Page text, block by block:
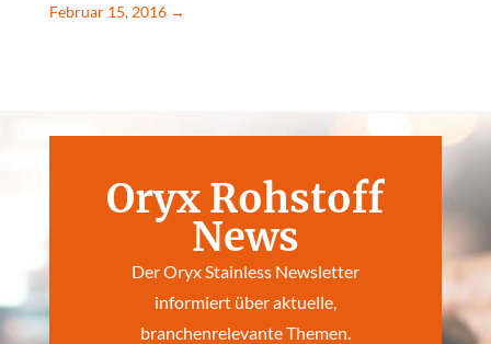
Februar 15, 2016→
Oryx Rohstoff
News
Der Oryx Stainless Newsletter
informiert über aktuelle,
branchenrelevante Themen.